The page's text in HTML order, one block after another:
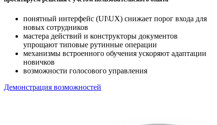
понятный интерфейс (UI\UX) снижает порог входа для
новых сотрудников
мастера действий и конструкторы документов
упрощают типовые рутинные операции
механизмы встроенного обучения ускоряют адаптации
новичков
возможности голосового управления
Демонстрация возможностей